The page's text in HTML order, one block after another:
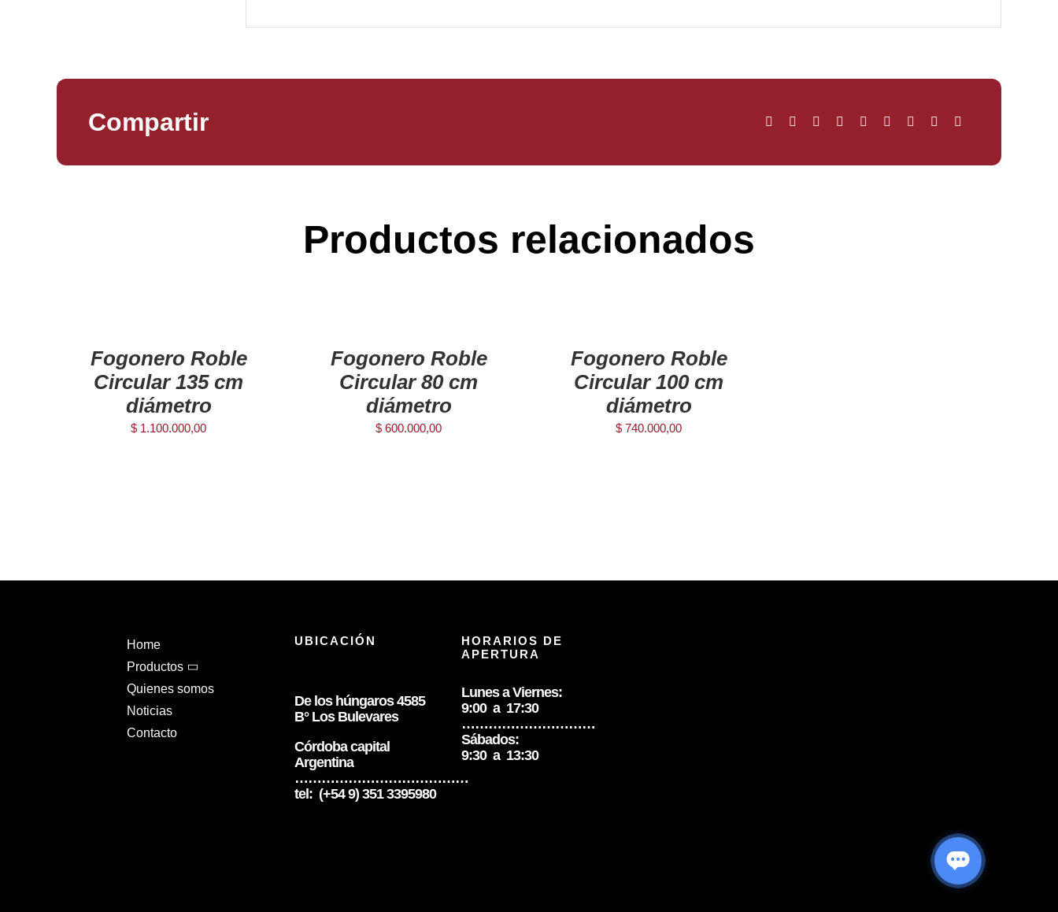
Compartir
Productos relacionados
DETAILSFogonero Roble
Circular 135 cm
diámetro
$ 1.100.000,00
DETAILSFogonero Roble
Circular 80 cm
diámetro
$ 600.000,00
DETAILSFogonero Roble
Circular 100 cm
diámetro
$ 740.000,00
Home
Productos
Quienes somos
Noticias
Contacto
UBICACIÓN
De los húngaros 4585
B° Los Bulevares
Córdoba capital
Argentina
…………………………………
tel: (+54 9) 351 3395980
HORARIOS DE
APERTURA
Lunes a Viernes:
9:00 a 17:30
…………………………
Sábados:
9:30 a 13:30